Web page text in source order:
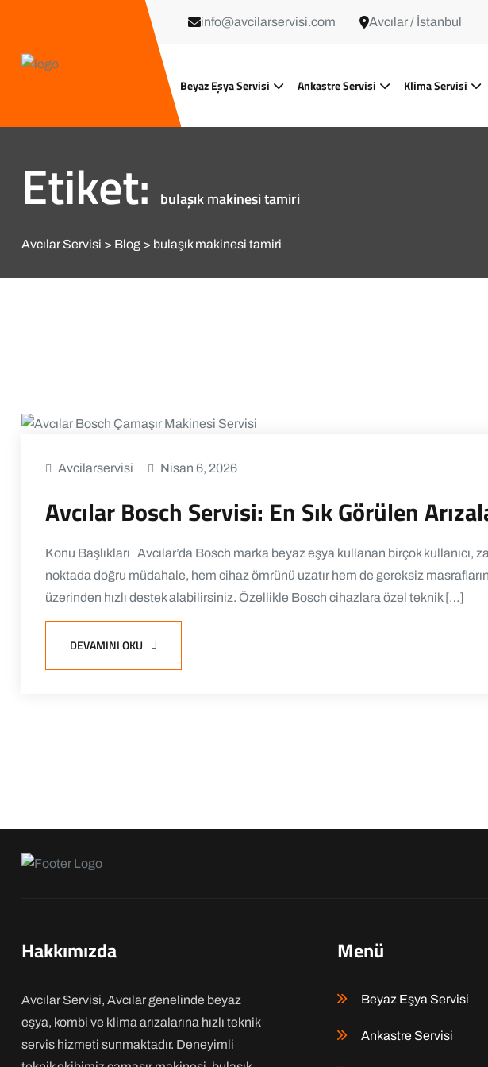
info@avcilarservisi.com Avcılar / İstanbul
Beyaz Eşya Servisi Ankastre Servisi Klima Servisi
Etiket: bulaşık makinesi tamiri
Avcılar Servisi Blog bulaşık makinesi tamiri
Avcilarservisi Nisan 6, 2026
Avcılar Bosch Servisi: En Sık Görülen
Konu Başlıkları Avcılar’da Bosch marka beyaz eşya kullanan birçok
noktada doğru müdahale, hem cihaz ömrünü uzatır hem de gereksiz
üzerinden hızlı destek alabilirsiniz. Özellikle Bosch cihazlara özel teknik […]
DEVAMINI OKU
Hakkımızda
Avcılar Servisi, Avcılar genelinde beyaz
eşya, kombi ve klima arızalarına hızlı teknik
servis hizmeti sunmaktadır. Deneyimli
Menü
Beyaz Eşya Servisi
Ankastre Servisi